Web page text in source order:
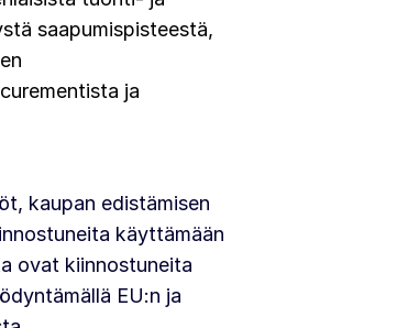
saapumispisteestä,
ja
kaupan edistämisen
käyttämään
ovat kiinnostuneita
EU:n ja